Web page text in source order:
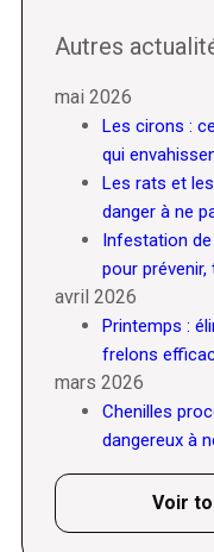
Autres
mai 2026
Les cirons :
qui
Les rats et
danger à ne
Infestation
pour
avril 2026
Printemps :
frelons
mars 2026
Chenilles
dangereux à
Voir